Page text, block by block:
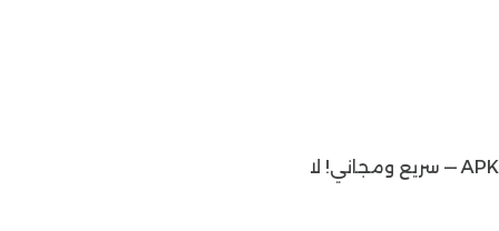
يمكنك تنزيل أحدث إصدار من موقعنا الإلكتروني تنزيل مدير ملفات وتحديث File Manager اخر اصدار بصيغة APK — سريع ومجاني! لا